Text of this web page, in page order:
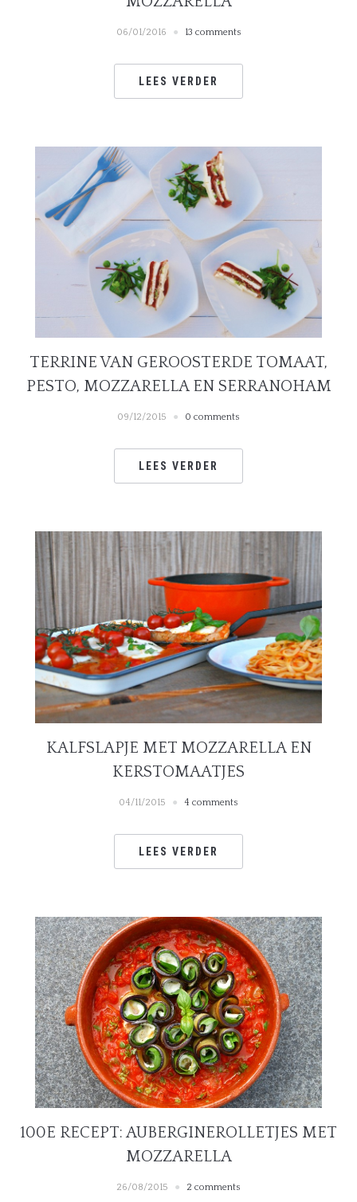
06/01/2016 13 comments
LEES VERDER
TERRINE VAN GEROOSTERDE TOMAAT,
PESTO, MOZZARELLA EN SERRANOHAM
09/12/2015 0 comments
LEES VERDER
KALFSLAPJE MET MOZZARELLA EN
KERSTOMAATJES
04/11/2015 4 comments
LEES VERDER
100E RECEPT: AUBERGINEROLLETJES MET
MOZZARELLA
26/08/2015 2 comments